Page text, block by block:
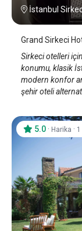
İstanbul
Grand Sirkeci
Sirkeci otelleri
konumu, klasik
modern konfor
şehir oteli
5.0 · Harika ·